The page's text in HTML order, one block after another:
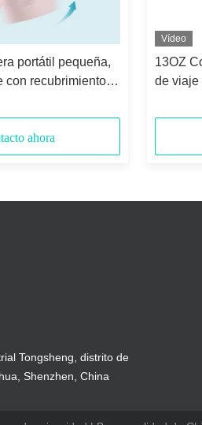
portátil pequeña,
con recubrimiento
3 colores
ahora
Vídeo
13OZ
de viaje
coche
Tongsheng, distrito de
Shenzhen, China